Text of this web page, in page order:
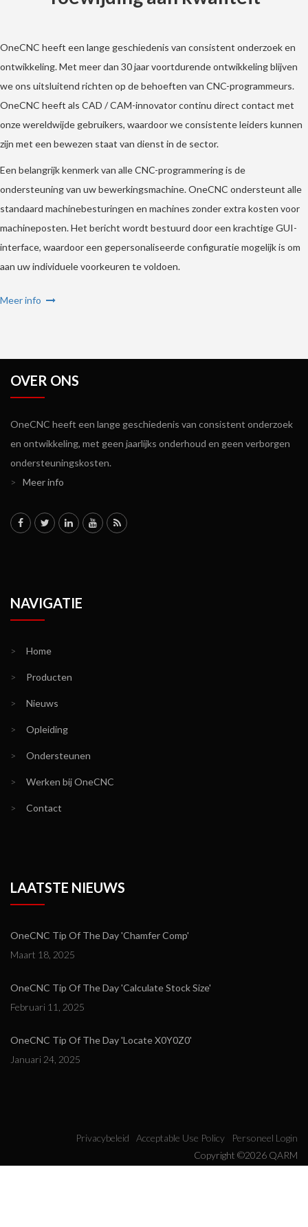
OneCNC heeft een lange geschiedenis van consistent onderzoek en
ontwikkeling. Met meer dan 30 jaar voortdurende ontwikkeling blijven
we ons uitsluitend richten op de behoeften van CNC-programmeurs.
OneCNC heeft als CAD / CAM-innovator continu direct contact met
onze wereldwijde gebruikers, waardoor we consistente leiders kunnen
zijn met een bewezen staat van dienst in de sector.
Een belangrijk kenmerk van alle CNC-programmering is de
ondersteuning van uw bewerkingsmachine. OneCNC ondersteunt alle
standaard machinebesturingen en machines zonder extra kosten voor
machineposten. Het bericht wordt bestuurd door een krachtige GUI-
interface, waardoor een gepersonaliseerde configuratie mogelijk is om
aan uw individuele voorkeuren te voldoen.
Meer info
OVER ONS
OneCNC heeft een lange geschiedenis van consistent onderzoek
en ontwikkeling, met geen jaarlijks onderhoud en geen verborgen
ondersteuningskosten.
>
Meer info
NAVIGATIE
> Home
> Producten
> Nieuws
> Opleiding
> Ondersteunen
> Werken bij OneCNC
> Contact
LAATSTE NIEUWS
OneCNC Tip Of The Day 'Chamfer Comp'
Maart 18, 2025
OneCNC Tip Of The Day 'Calculate Stock Size'
Februari 11, 2025
OneCNC Tip Of The Day 'Locate X0Y0Z0'
Januari 24, 2025
Privacybeleid Acceptable Use Policy
Personeel Login
Copyright ©2026 QARM